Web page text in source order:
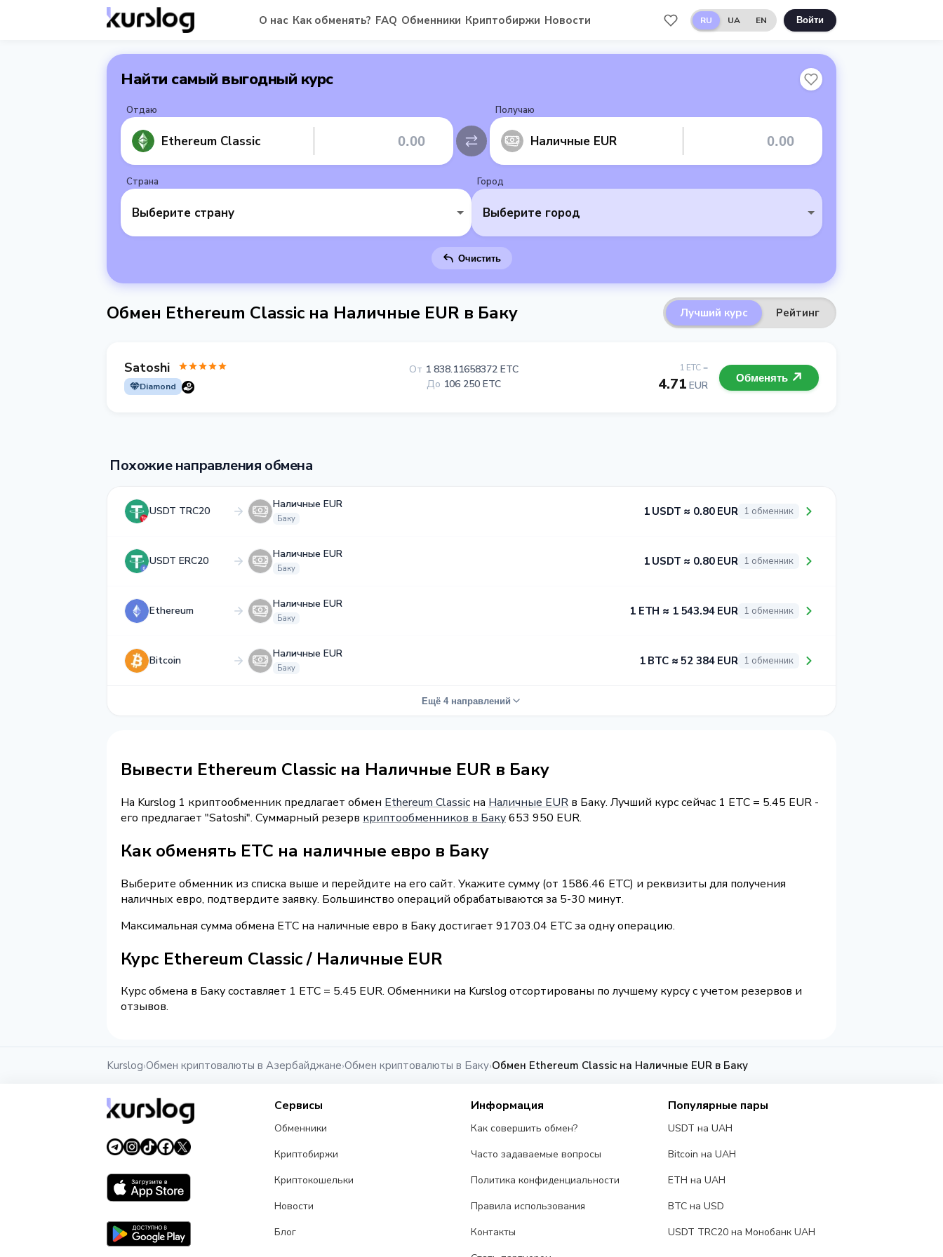
О нас Как обменять? FAQ Обменники Криптобиржи Новости RU UA EN Войти
Найти самый выгодный курс
Отдаю
Ethereum Classic
Получаю
Наличные EUR
Страна
Выберите страну
Город
Выберите город
Очистить
Обмен Ethereum Classic на Наличные EUR в Баку Лучший курс Рейтинг
Satoshi
Diamond
1 ETC =
4.71 EUR
От 1 838.11658372 ETC
До 106 250 ETC Обменять
Похожие направления обмена
USDT TRC20
Наличные EUR
Баку
1 USDT ≈ 0.80 EUR 1 обменник
USDT ERC20
Наличные EUR
Баку
1 USDT ≈ 0.80 EUR 1 обменник
Ethereum
Наличные EUR
Баку
1 ETH ≈ 1 543.94 EUR 1 обменник
Bitcoin
Наличные EUR
Баку
1 BTC ≈ 52 384 EUR 1 обменник
Ещё 4 направлений
Вывести Ethereum Classic на Наличные EUR в Баку
На Kurslog 1 криптообменник предлагает обмен Ethereum Classic на Наличные EUR в Баку. Лучший курс сейчас 1 ETC = 5.45 EUR -
его предлагает "Satoshi". Суммарный резерв криптообменников в Баку653 950 EUR.
Как обменять ETC на наличные евро в Баку
Выберите обменник из списка выше и перейдите на его сайт. Укажите сумму (от 1586.46 ETC) и реквизиты для получения
наличных евро, подтвердите заявку. Большинство операций обрабатываются за 5-30 минут.
Максимальная сумма обмена ETC на наличные евро в Баку достигает 91703.04 ETC за одну операцию.
Курс Ethereum Classic / Наличные EUR
Курс обмена в Баку составляет 1 ETC = 5.45 EUR. Обменники на Kurslog отсортированы по лучшему курсу с учетом резервов и
отзывов.
Kurslog›Обмен криптовалюты в Азербайджане›Обмен криптовалюты в Баку›Обмен Ethereum Classic на Наличные EUR в Баку
Сервисы
Обменники
Криптобиржи
Криптокошельки
Новости
Блог
Информация
Как совершить обмен?
Часто задаваемые вопросы
Политика конфиденциальности
Правила использования
Контакты
Популярные пары
USDT на UAH
Bitcoin на UAH
ETH на UAH
BTC на USD
USDT TRC20 на Монобанк UAH